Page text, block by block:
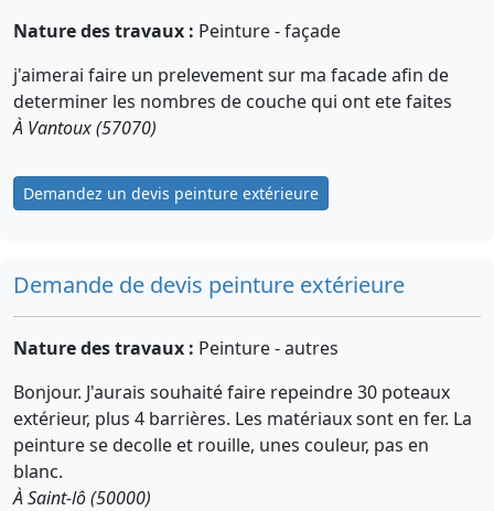
Nature des travaux : Peinture - façade
j'aimerai faire un prelevement sur ma facade afin de
determiner les nombres de couche qui ont ete faites
À Vantoux (57070)
Demandez un devis peinture extérieure
Demande de devis peinture extérieure
Nature des travaux : Peinture - autres
Bonjour. J'aurais souhaité faire repeindre 30 poteaux
extérieur, plus 4 barrières. Les matériaux sont en fer. La
peinture se decolle et rouille, unes couleur, pas en
blanc.
À Saint-lô (50000)